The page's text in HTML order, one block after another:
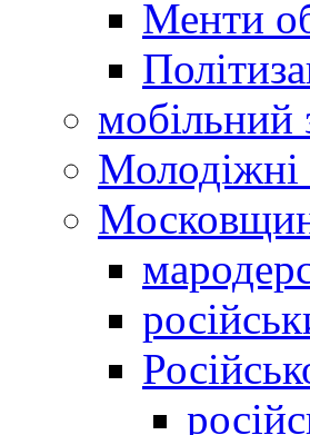
Менти
мобільний